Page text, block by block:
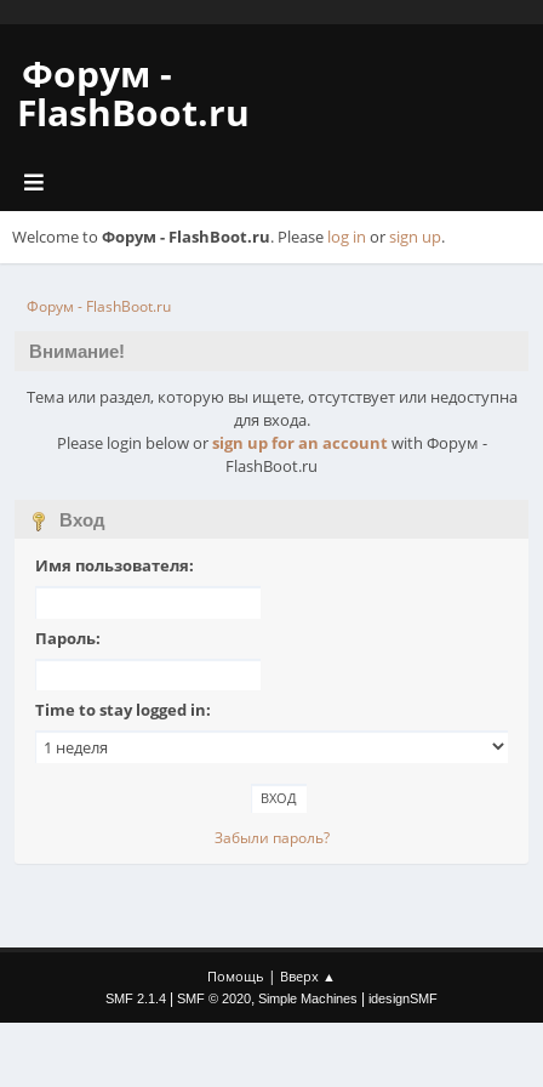
Форум -
FlashBoot.ru
Welcome to Форум - FlashBoot.ru. Please log in orsign up.
Форум - FlashBoot.ru
Внимание!
Тема или раздел, которую вы ищете, отсутствует или недоступна
для входа.
Please login below orsign up for an accountwith Форум -
FlashBoot.ru
Вход
Имя пользователя:
Пароль:
Time to stay logged in:
Забыли пароль?
Помощь | Вверх ▲
SMF 2.1.4 SMF © 2020, Simple Machines idesignSMF